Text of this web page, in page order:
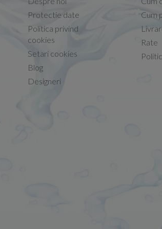
descrierii!
13.02.2026
Protectie date
Politica privind
cookies
Setari cookies
Blog
Designeri
Cum
Rate